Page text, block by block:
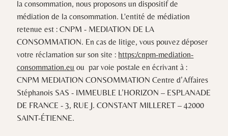
la consommation, nous proposons un dispositif de
médiation de la consommation. L'entité de médiation
retenue est : CNPM - MEDIATION DE LA
CONSOMMATION. En cas de litige, vous pouvez déposer
votre réclamation sur son site : https:/cnpm-mediation-
consommation.eu ou par voie postale en écrivant à :
CNPM MEDIATION CONSOMMATION Centre d’Affaires
Stéphanois SAS - IMMEUBLE L’HORIZON – ESPLANADE
DE FRANCE - 3, RUE J. CONSTANT MILLERET – 42000
SAINT-ÉTIENNE.